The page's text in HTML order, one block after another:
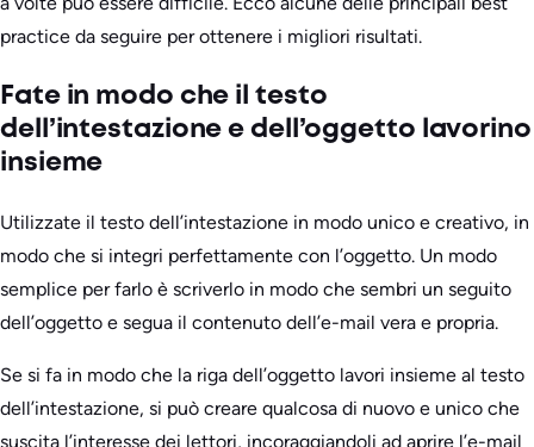
practice da seguire per ottenere i migliori risultati.
Fate in modo che il testo
dell’intestazione e dell’oggetto lavorino
insieme
Utilizzate il testo dell’intestazione in modo unico e creativo, in
modo che si integri perfettamente con l’oggetto. Un modo
semplice per farlo è scriverlo in modo che sembri un seguito
dell’oggetto e segua il contenuto dell’e-mail vera e propria.
Se si fa in modo che la riga dell’oggetto lavori insieme al testo
dell’intestazione, si può creare qualcosa di nuovo e unico che
suscita l’interesse dei lettori, incoraggiandoli ad aprire l’e-mail